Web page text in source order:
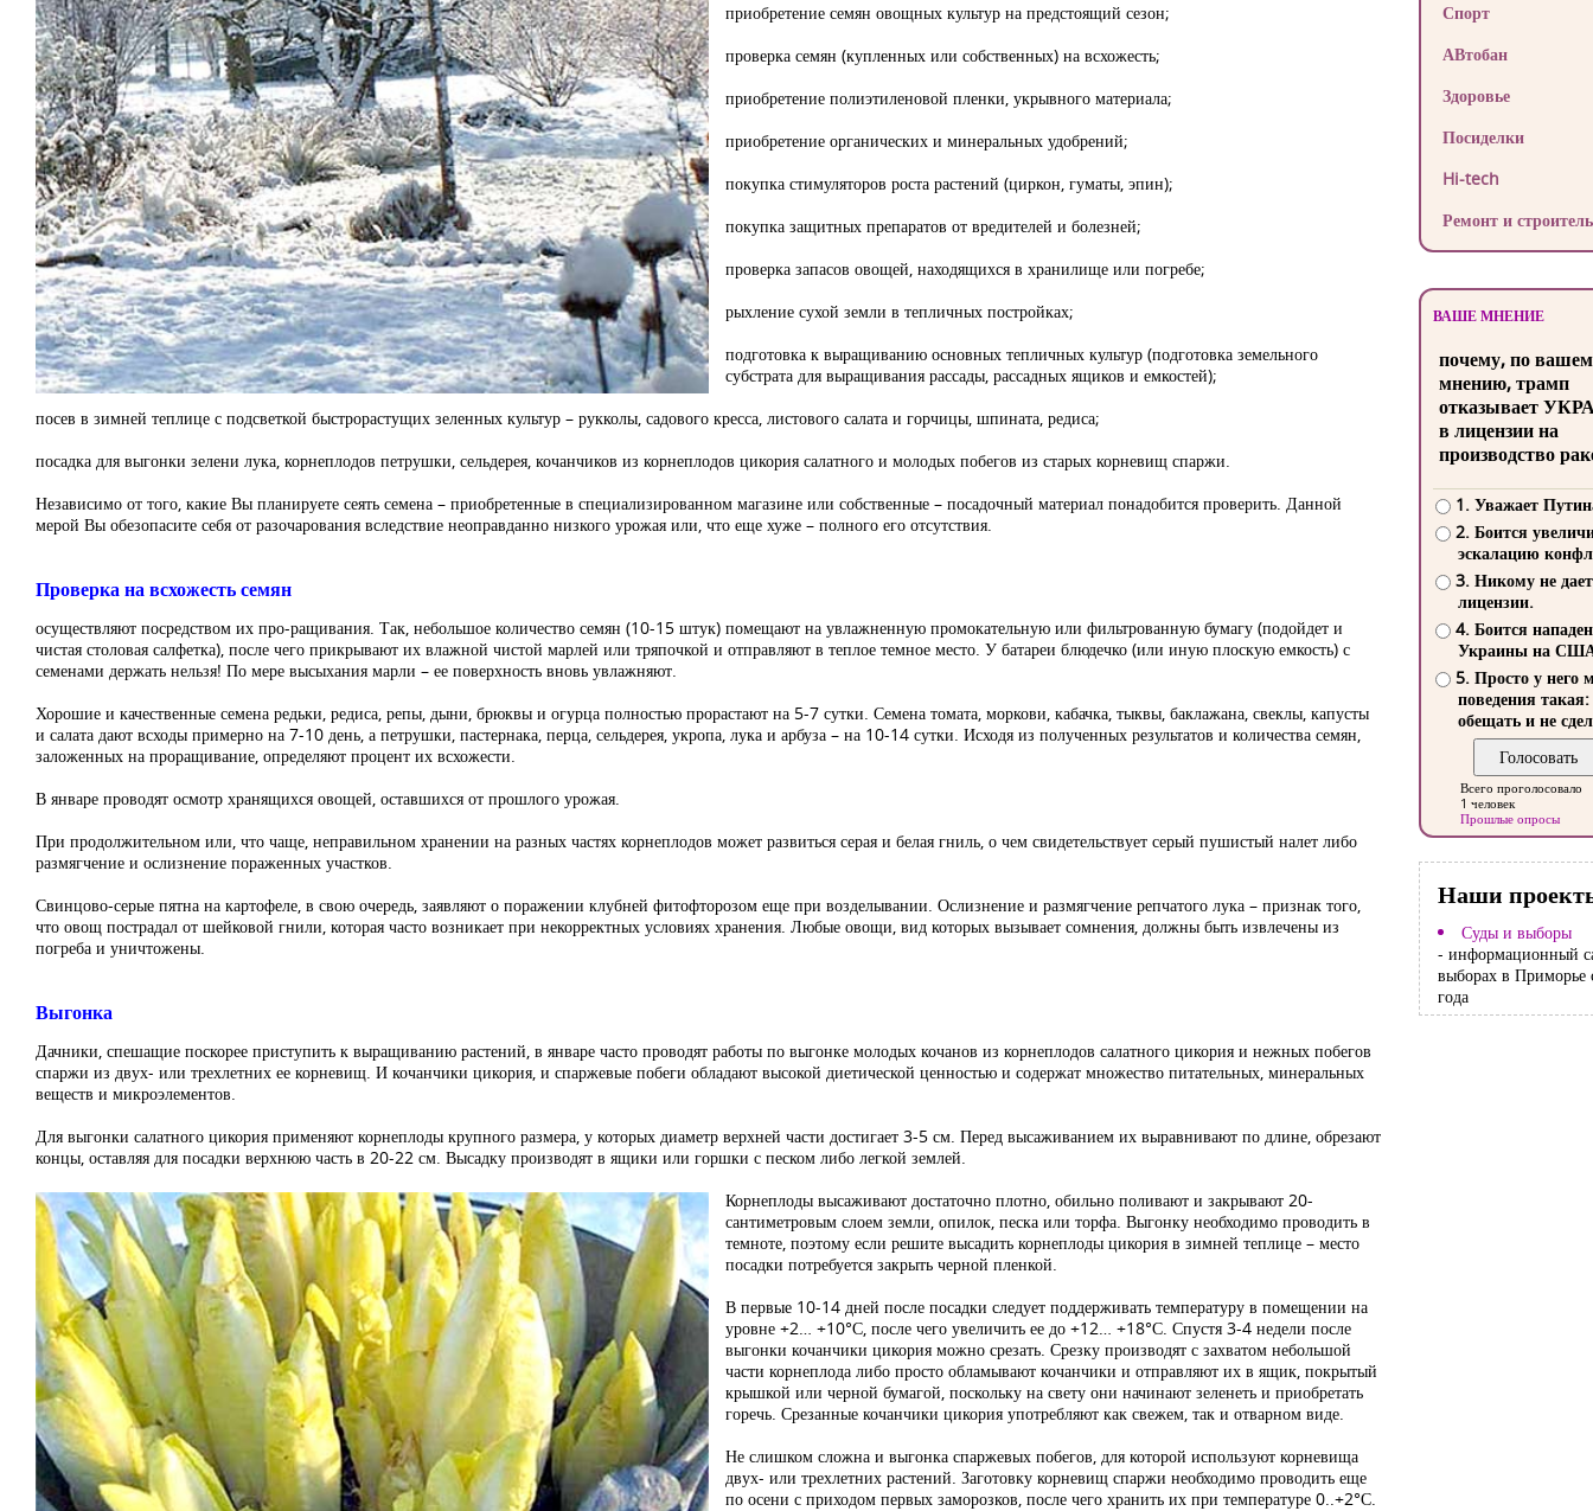
приобретение семян овощных культур на предстоящий сезон;
проверка семян (купленных или собственных) на всхожесть;
приобретение полиэтиленовой пленки, укрывного материала;
приобретение органических и минеральных удобрений;
покупка стимуляторов роста растений (циркон, гуматы, эпин);
покупка защитных препаратов от вредителей и болезней;
проверка запасов овощей, находящихся в хранилище или погребе;
рыхление сухой земли в тепличных постройках;
подготовка к выращиванию основных тепличных культур (подготовка земельного
субстрата для выращивания рассады, рассадных ящиков и емкостей);
посев в зимней теплице с подсветкой быстрорастущих зеленных культур – рукколы, садового кресса, листового салата и горчицы, шпината, редиса;
посадка для выгонки зелени лука, корнеплодов петрушки, сельдерея, кочанчиков из корнеплодов цикория салатного и молодых побегов из старых корневищ спаржи.
Независимо от того, какие Вы планируете сеять семена – приобретенные в специализированном магазине или собственные – посадочный материал понадобится проверить. Данной
мерой Вы обезопасите себя от разочарования вследствие неоправданно низкого урожая или, что еще хуже – полного его отсутствия.
Проверка на всхожесть семян
осуществляют посредством их про-ращивания. Так, небольшое количество семян (10-15 штук) помещают на увлажненную промокательную или фильтрованную бумагу (подойдет и
чистая столовая салфетка), после чего прикрывают их влажной чистой марлей или тряпочкой и отправляют в теплое темное место. У батареи блюдечко (или иную плоскую емкость) с
семенами держать нельзя! По мере высыхания марли – ее поверхность вновь увлажняют.
Хорошие и качественные семена редьки, редиса, репы, дыни, брюквы и огурца полностью прорастают на 5-7 сутки. Семена томата, моркови, кабачка, тыквы, баклажана, свеклы, капусты
и салата дают всходы примерно на 7-10 день, а петрушки, пастернака, перца, сельдерея, укропа, лука и арбуза – на 10-14 сутки. Исходя из полученных результатов и количества семян,
заложенных на проращивание, определяют процент их всхожести.
В январе проводят осмотр хранящихся овощей, оставшихся от прошлого урожая.
При продолжительном или, что чаще, неправильном хранении на разных частях корнеплодов может развиться серая и белая гниль, о чем свидетельствует серый пушистый налет либо
размягчение и ослизнение пораженных участков.
Свинцово-серые пятна на картофеле, в свою очередь, заявляют о поражении клубней фитофторозом еще при возделывании. Ослизнение и размягчение репчатого лука – признак того,
что овощ пострадал от шейковой гнили, которая часто возникает при некорректных условиях хранения. Любые овощи, вид которых вызывает сомнения, должны быть извлечены из
погреба и уничтожены.
Выгонка
Дачники, спешащие поскорее приступить к выращиванию растений, в январе часто проводят работы по выгонке молодых кочанов из корнеплодов салатного цикория и нежных побегов
спаржи из двух- или трехлетних ее корневищ. И кочанчики цикория, и спаржевые побеги обладают высокой диетической ценностью и содержат множество питательных, минеральных
веществ и микроэлементов.
Для выгонки салатного цикория применяют корнеплоды крупного размера, у которых диаметр верхней части достигает 3-5 см. Перед высаживанием их выравнивают по длине, обрезают
концы, оставляя для посадки верхнюю часть в 20-22 см. Высадку производят в ящики или горшки с песком либо легкой землей.
Корнеплоды высаживают достаточно плотно, обильно поливают и закрывают 20-
сантиметровым слоем земли, опилок, песка или торфа. Выгонку необходимо проводить в
темноте, поэтому если решите высадить корнеплоды цикория в зимней теплице – место
посадки потребуется закрыть черной пленкой.
В первые 10-14 дней после посадки следует поддерживать температуру в помещении на
уровне +2… +10°С, после чего увеличить ее до +12… +18°С. Спустя 3-4 недели после
выгонки кочанчики цикория можно срезать. Срезку производят с захватом небольшой
части корнеплода либо просто обламывают кочанчики и отправляют их в ящик, покрытый
крышкой или черной бумагой, поскольку на свету они начинают зеленеть и приобретать
горечь. Срезанные кочанчики цикория употребляют как свежем, так и отварном виде.
Не слишком сложна и выгонка спаржевых побегов, для которой используют корневища
двух- или трехлетних растений. Заготовку корневищ спаржи необходимо проводить еще
по осени с приходом первых заморозков, после чего хранить их при температуре 0..+2°С.
Спорт
АВтобан
Здоровье
Посиделки
Hi-tech
Ремонт и
ВАШЕ МНЕНИЕ
почему, по
мнению, трамп
отказывает
в лицензии на
производство
1. Уважает
2. Боится
эскалацию
3. Никому не
лицензии.
4. Боится
Украины на
5. Просто у него
поведения такая:
обещать и не
Всего проголосовало
1 человек
Прошлые опросы
Наши
Суды и выборы
- информационный
выборах в Приморье
года